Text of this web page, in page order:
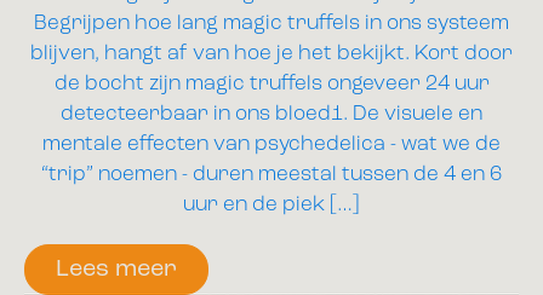
Begrijpen hoe lang magic truffels in ons systeem
blijven, hangt af van hoe je het bekijkt. Kort door
de bocht zijn magic truffels ongeveer 24 uur
detecteerbaar in ons bloed1. De visuele en
mentale effecten van psychedelica - wat we de
“trip” noemen - duren meestal tussen de 4 en 6
uur en de piek […]
Lees meer